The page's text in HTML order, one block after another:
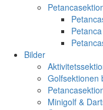
Bilder
Golfsektionen
Minigolf &